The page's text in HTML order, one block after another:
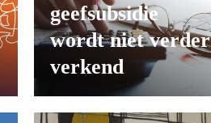
geefsubsidie
wordt niet verder
verkend